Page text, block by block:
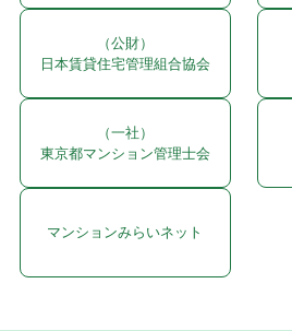
（公財）
日本賃貸住宅管理組合協会
（一社）
東京都マンション管理士会
マンションみらいネット